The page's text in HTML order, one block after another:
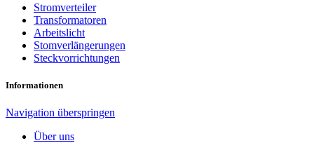
Stromverteiler
Transformatoren
Arbeitslicht
Stomverlängerungen
Steckvorrichtungen
Informationen
Navigation überspringen
Über uns